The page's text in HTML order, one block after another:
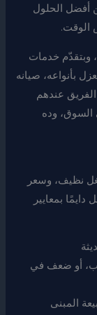
أفضل الحلول
الوقت.
وبتقدّم خدمات
بأنواعه، صيانه
الفريق عندهم
وده
نظيف، وسعر
بمعايير
أو ضعف في
المبنى